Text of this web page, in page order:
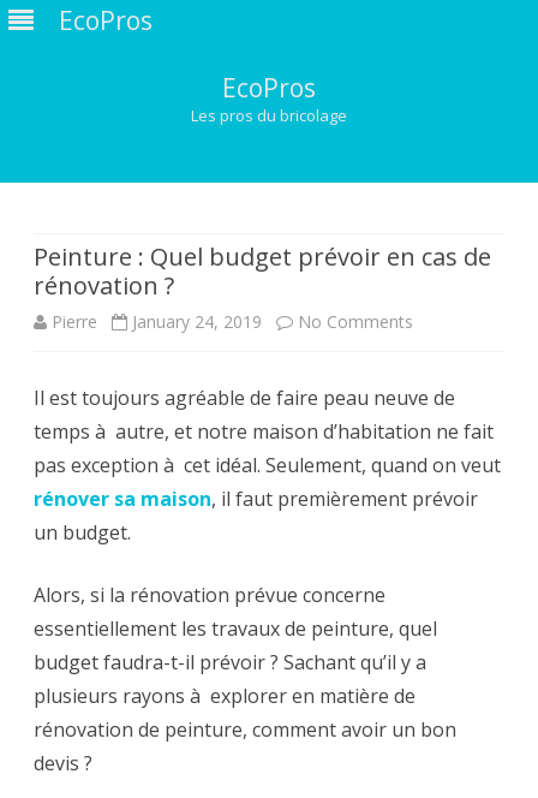
EcoPros
EcoPros
Les pros du bricolage
Peinture : Quel budget prévoir en cas de
rénovation ?
Pierre January 24, 2019 No Comments
:
Quel
budget
de
rénovation
?
Il est toujours agréable de faire peau neuve de
temps à autre, et notre maison d’habitation ne fait
pas exception à cet idéal. Seulement, quand on veut
rénover sa maison, il faut premièrement prévoir
un budget.
Alors, si la rénovation prévue concerne
essentiellement les travaux de peinture, quel
budget faudra-t-il prévoir ? Sachant qu’il y a
plusieurs rayons à explorer en matière de
rénovation de peinture, comment avoir un bon
devis ?